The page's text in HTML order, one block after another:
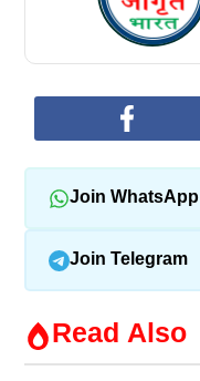
Join WhatsApp
Join Telegram
Read Also